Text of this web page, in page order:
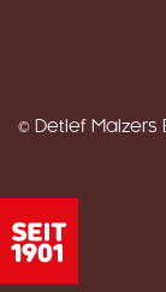
© Detlef Malzers